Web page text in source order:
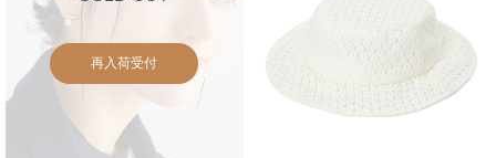
再入荷受付